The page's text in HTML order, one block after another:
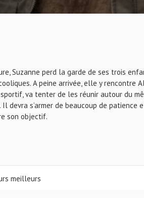
Suzanne perd la garde de ses trois
A peine arrivée, elle y rencontre
va tenter de les réunir autour du
devra s’armer de beaucoup de patience
son objectif.
meilleurs